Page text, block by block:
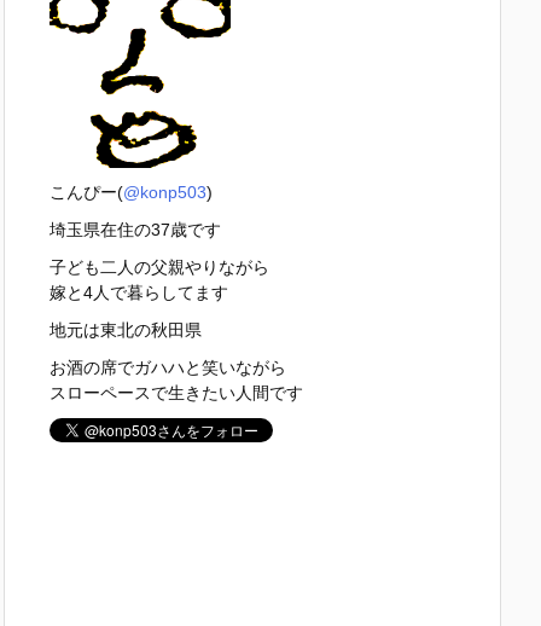
こんぴー(@konp503)
埼玉県在住の37歳です
子ども二人の父親やりながら
嫁と4人で暮らしてます
地元は東北の秋田県
お酒の席でガハハと笑いながら
スローペースで生きたい人間です